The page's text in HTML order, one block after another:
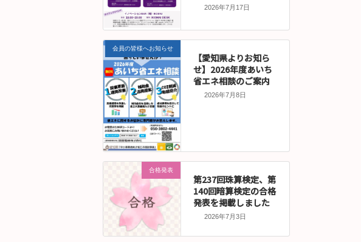
2026年7月17日
会員の皆様へお知らせ
【愛知県よりお知ら
せ】2026年度あいち
省エネ相談のご案内
2026年7月8日
合格発表
第237回珠算検定、第
140回暗算検定の合格
発表を掲載しました
2026年7月3日